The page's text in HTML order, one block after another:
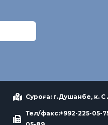
Суроға: г.Душанбе, к. С
Тел/факс:+992-225-05-